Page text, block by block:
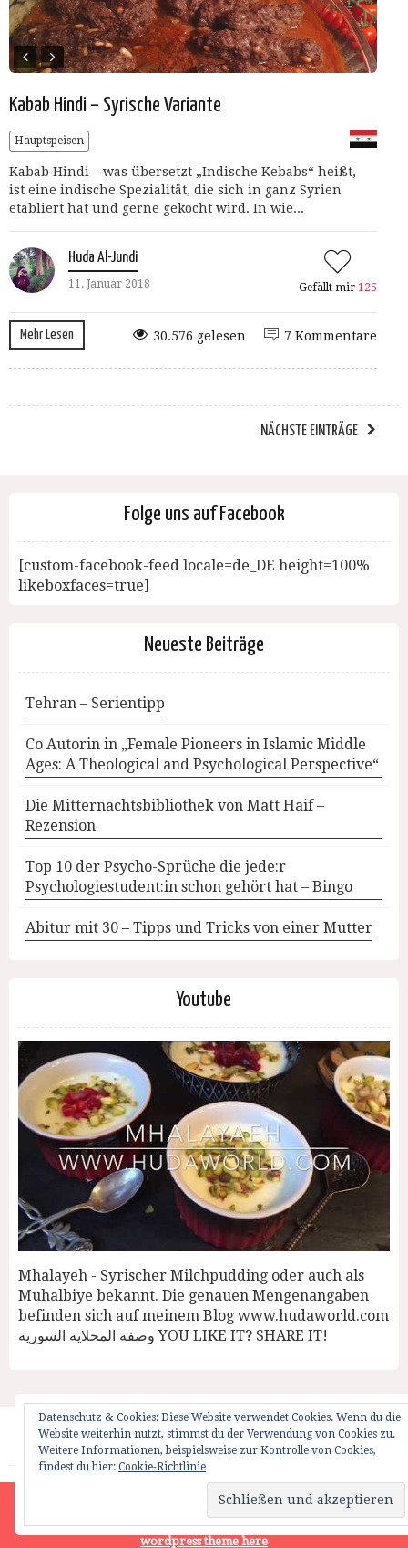
Kabab Hindi – Syrische Variante
Hauptspeisen
Kabab Hindi – was übersetzt „Indische Kebabs“ heißt,
ist eine indische Spezialität, die sich in ganz Syrien
etabliert hat und gerne gekocht wird. In wie...
Huda Al-Jundi
11. Januar 2018 Gefällt mir 125
Mehr Lesen 7 Kommentare
30.576 gelesen
NÄCHSTE EINTRÄGE
Folge uns auf Facebook
[custom-facebook-feed locale=de_DE height=100%
likeboxfaces=true]
Neueste Beiträge
Tehran – Serientipp
Co Autorin in „Female Pioneers in Islamic Middle
Ages: A Theological and Psychological Perspective“
Die Mitternachtsbibliothek von Matt Haif –
Rezension
Top 10 der Psycho-Sprüche die jede:r
Psychologiestudent:in schon gehört hat – Bingo
Abitur mit 30 – Tipps und Tricks von einer Mutter
Youtube
Mhalayeh - Syrischer Milchpudding oder auch als
Muhalbiye bekannt. Die genauen Mengenangaben
befinden sich auf meinem Blog www.hudaworld.com
وصفة المحلاية السورية YOU LIKE IT? SHARE IT!
Datenschutz & Cookies: Diese Website verwendet Cookies. Wenn du die
Website weiterhin nutzt, stimmst du der Verwendung von Cookies zu.
Weitere Informationen, beispielsweise zur Kontrolle von Cookies,
findest du hier: Cookie-Richtlinie
Startseite Impressum Weglot Switcher
HUDAWORLD.COM | ALL RIGHTS RESERVED | © 2012
Site is using a trial version of the theme. Please enter your
purchase code in theme settings to activate it orpurchase this
wordpress theme here